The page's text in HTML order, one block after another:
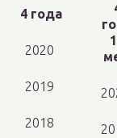
4 года
2020
2019
2018